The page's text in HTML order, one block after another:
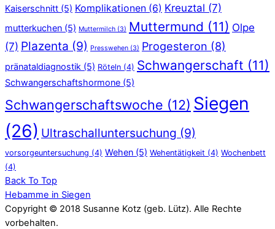
Kaiserschnitt (5) Komplikationen (6) Kreuztal (7)
mutterkuchen (5) Muttermilch (3) Muttermund (11) Olpe
(7) Plazenta (9) Presswehen (3) Progesteron (8)
pränataldiagnostik (5) Röteln (4) Schwangerschaft (11)
Schwangerschaftshormone (5)
Schwangerschaftswoche (12) Siegen
(26) Ultraschalluntersuchung (9)
vorsorgeuntersuchung (4) Wehen (5) Wehentätigkeit (4) Wochenbett
(4)
Back To Top
Hebamme in Siegen
Copyright © 2018 Susanne Kotz (geb. Lütz). Alle Rechte
vorbehalten.